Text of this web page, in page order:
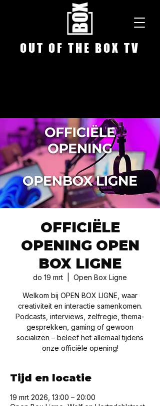
O U T O F T H E B O X T V
OFFICIËLE
OPENING OPEN
BOX LIGNE
do 19 mrt Open Box Ligne
Welkom bij OPEN BOX LIGNE, waar
creativiteit en interactie samenkomen.
Podcasts, interviews, zelfregie, thema-
gesprekken, gaming of gewoon
socializen – beleef het allemaal tijdens
onze officiële opening!
Tijd en locatie
19 mrt 2026, 13:00 – 20:00